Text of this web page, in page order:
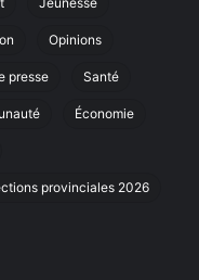
Opinions
presse Santé
Économie
provinciales 2026